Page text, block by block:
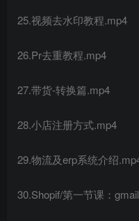
25.视频去水印教程.mp4
26.Pr去重教程.mp4
27.带货-转换篇.mp4
28.小店注册方式.mp4
29.物流及erp系统介绍
30.Shopif/第一节课：